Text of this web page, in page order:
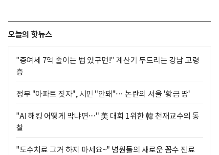
오늘의 핫뉴스
"증여세 7억 줄이는 법 있구먼!" 계산기 두드리는 강남 고령
층
정부 "아파트 짓자", 시민 "안돼"… 논란의 서울 '황금 땅'
"AI 해킹 어떻게 막냐면…" 美 대회 1위한 韓 천재교수의 통
찰
"도수치료 그거 하지 마세요~" 병원들의 새로운 꼼수 진료